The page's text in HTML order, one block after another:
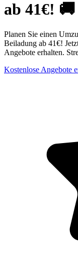
ab 41€! 🚚
Planen Sie einen
Beiladung ab 41€!
Angebote erhalten.
Kostenlose Angebote